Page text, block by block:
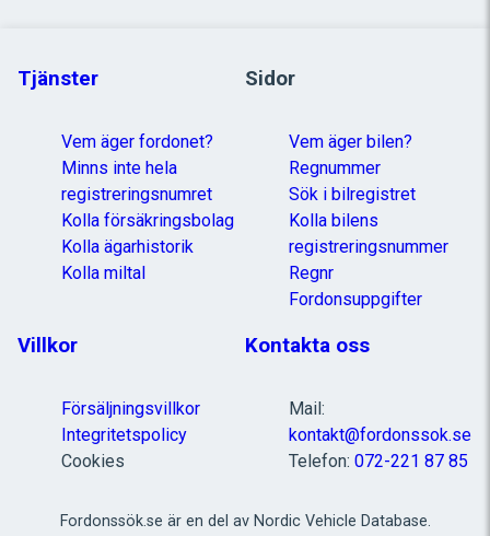
Tjänster
Vem äger fordonet?
Minns inte hela
registreringsnumret
Kolla försäkringsbolag
Kolla ägarhistorik
Kolla miltal
Sidor
Vem äger bilen?
Regnummer
Sök i bilregistret
Kolla bilens
registreringsnummer
Regnr
Fordonsuppgifter
Villkor
Försäljningsvillkor
Integritetspolicy
Cookies
Kontakta oss
Mail:
kontakt@fordonssok.se
Telefon: 072-221 87 85
Fordonssök.se är en del av Nordic Vehicle Database.